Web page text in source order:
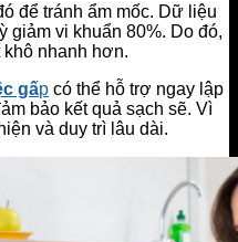
để tránh ẩm mốc. Dữ liệu
giảm vi khuẩn 80%. Do đó,
nhanh hơn.
gấp có thể hỗ trợ ngay lập
bảo kết quả sạch sẽ. Vì
và duy trì lâu dài.